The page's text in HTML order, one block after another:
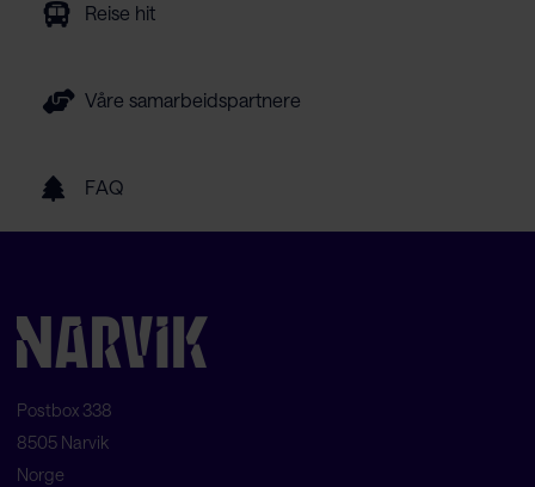
Reise hit
Våre samarbeidspartnere
FAQ
Postbox 338
8505 Narvik
Norge